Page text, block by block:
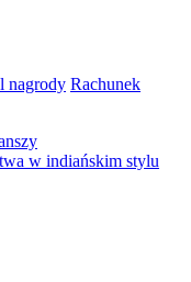
nagrody Rachunek
w indiańskim stylu